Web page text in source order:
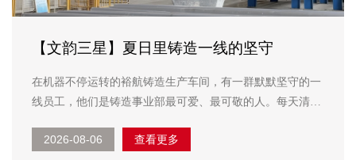
【文韵三星】夏日里铸造一线的坚守
在机器不停运转的裕航铸造生产车间，有一群默默坚守的一
线员工，他们是铸造事业部最可爱、最可敬的人。每天清
坚守扛起车间生产的重任。 铸造车间作业温度偏高，滚烫
2026-08-06 查看更多